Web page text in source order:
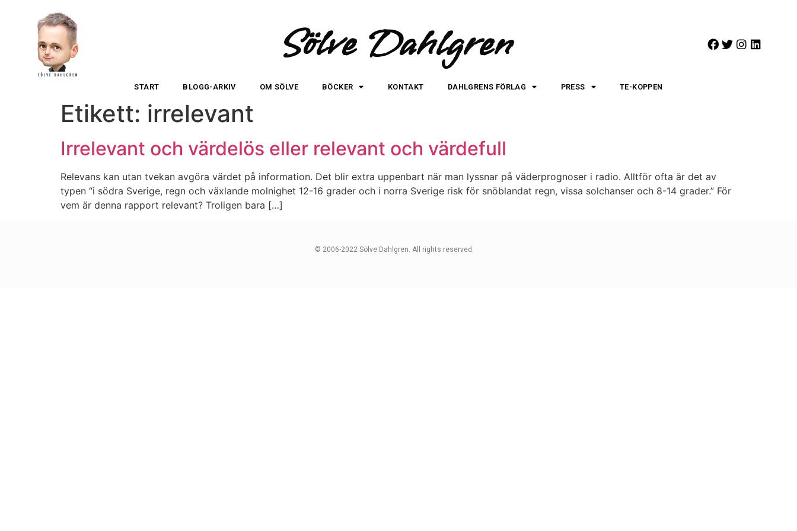
Sölve Dahlgren
START BLOGG-ARKIV OM SÖLVE BÖCKER KONTAKT DAHLGRENS FÖRLAG PRESS TE-KOPPEN
Etikett: irrelevant
Irrelevant och värdelös eller relevant och värdefull
Relevans kan utan tvekan avgöra värdet på information. Det blir extra uppenbart när man lyssnar på väderprognoser i radio. Alltför ofta är det av
typen “i södra Sverige, regn och växlande molnighet 12-16 grader och i norra Sverige risk för snöblandat regn, vissa solchanser och 8-14 grader.” För
vem är denna rapport relevant? Troligen bara […]
© 2006-2022 Sölve Dahlgren. All rights reserved.